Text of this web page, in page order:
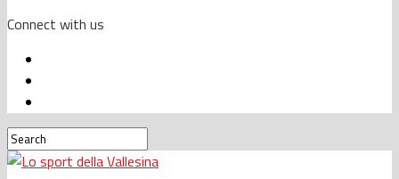
Connect with us